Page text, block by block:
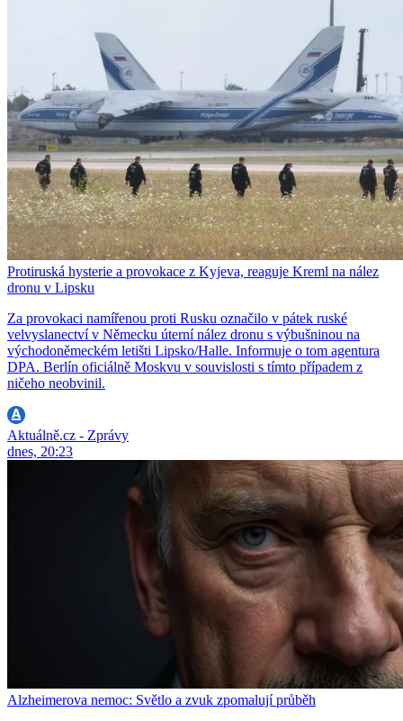
Protiruská hysterie a provokace z Kyjeva, reaguje Kreml na nález
dronu v Lipsku
Za provokaci namířenou proti Rusku označilo v pátek ruské
velvyslanectví v Německu úterní nález dronu s výbušninou na
východoněmeckém letišti Lipsko/Halle. Informuje o tom agentura
DPA. Berlín oficiálně Moskvu v souvislosti s tímto případem z
ničeho neobvinil.
Aktuálně.cz - Zprávy
dnes, 20:23
Alzheimerova nemoc: Světlo a zvuk zpomalují průběh